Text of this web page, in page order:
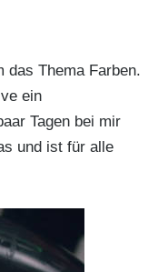
das Thema Farben.
ein
Tagen bei mir
und ist für alle